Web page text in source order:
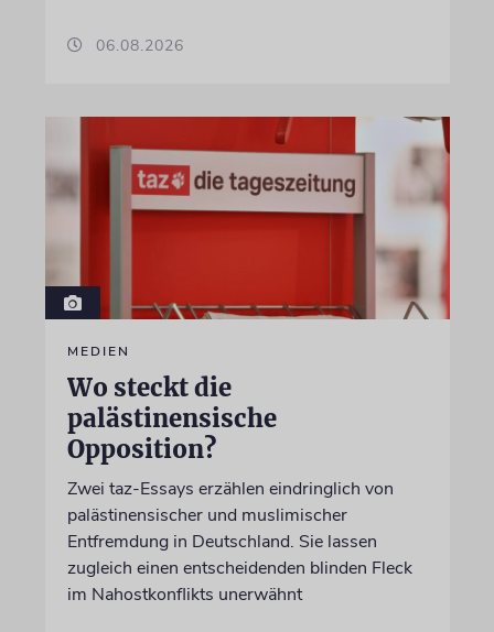
06.08.2026
MEDIEN
Wo steckt die
palästinensische
Opposition?
Zwei taz-Essays erzählen eindringlich von
palästinensischer und muslimischer
Entfremdung in Deutschland. Sie lassen
zugleich einen entscheidenden blinden Fleck
im Nahostkonflikts unerwähnt